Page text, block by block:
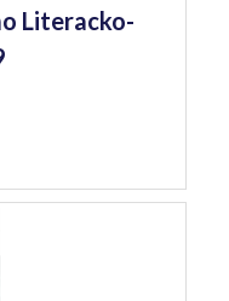
Literacko-